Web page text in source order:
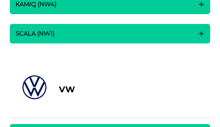
KAMIQ (NW4)
SCALA (NW1)
VW